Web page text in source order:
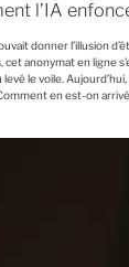
l’IA
donner l’illusion
anonymat en ligne
le voile.
Comment en est-on